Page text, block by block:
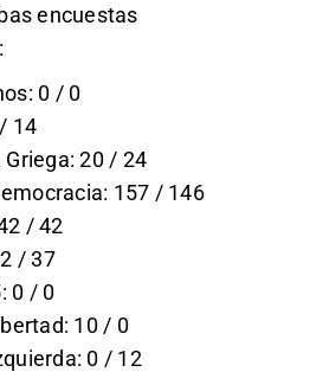
encuestas
0 / 0
14
20 / 24
157 / 146
/ 42
/ 37
0 / 0
10 / 0
0 / 12